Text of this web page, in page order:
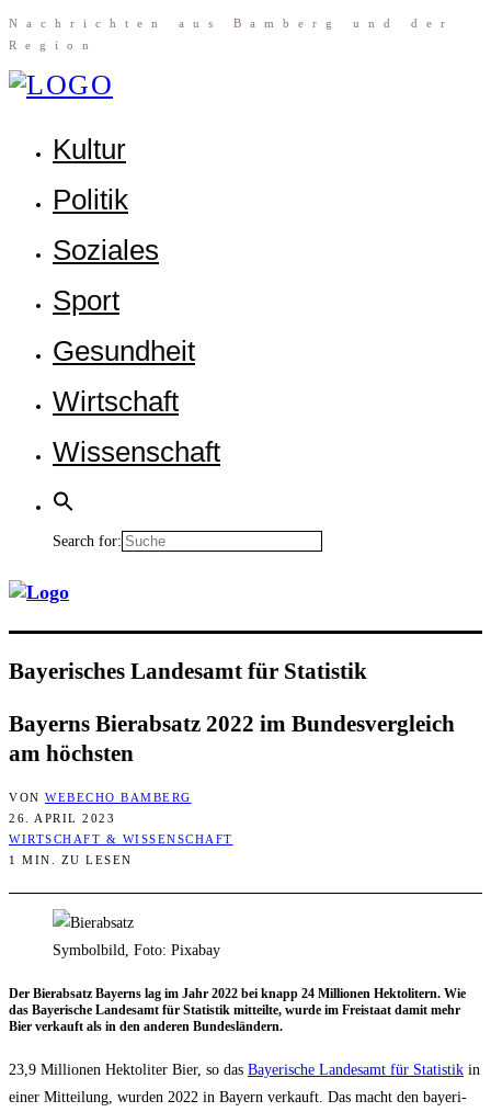
Nach­rich­ten aus Bam­berg und der
Region
Kul­tur
Poli­tik
Sozia­les
Sport
Gesund­heit
Wirt­schaft
Wis­sen­schaft
Search for:
Baye­ri­sches Lan­des­amt für Statistik
Bay­erns Bier­ab­satz 2022 im Bun­des­ver­gleich
am höchsten
VON WEBECHO BAMBERG
26. APRIL 2023
WIRTSCHAFT & WISSENSCHAFT
1 MIN. ZU LESEN
Symbolbild, Foto: Pixabay
Der Bier­ab­satz Bay­erns lag im Jahr 2022 bei knapp 24 Mil­lio­nen Hek­to­li­tern. Wie
das Baye­ri­sche Lan­des­amt für Sta­tis­tik mit­teil­te, wur­de im Frei­staat damit mehr
Bier ver­kauft als in den ande­ren Bundesländern.
23,9 Mil­lio­nen Hek­to­li­ter Bier, so das Baye­ri­sche Lan­des­amt für Sta­tis­tik in
einer Mit­tei­lung, wur­den 2022 in Bay­ern ver­kauft. Das macht den baye­ri­